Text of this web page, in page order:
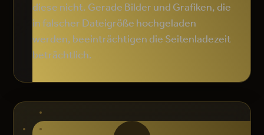
diese nicht. Gerade Bilder und Grafiken, die
in falscher Dateigröße hochgeladen
werden, beeinträchtigen die Seitenladezeit
beträchtlich.